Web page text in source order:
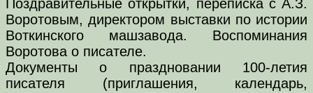
Поздравительные открытки, переписка с А.З.
Воротовым, директором выставки по истории
Воткинского машзавода. Воспоминания
Воротова о писателе.
Документы о праздновании 100-летия
писателя (приглашения, календарь,